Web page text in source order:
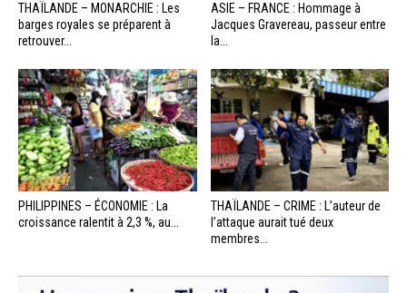
THAÏLANDE – MONARCHIE : Les
barges royales se préparent à
retrouver...
ASIE – FRANCE : Hommage à
Jacques Gravereau, passeur entre
la...
PHILIPPINES – ÉCONOMIE : La
croissance ralentit à 2,3 %, au...
THAÏLANDE – CRIME : L’auteur de
l’attaque aurait tué deux
membres...